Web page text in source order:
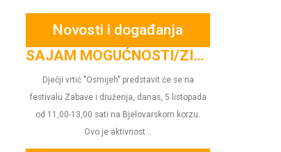
Novosti i događanja
SAJAM MOGUĆNOSTI/ZID FESTIVAL
Dječji vrtić "Osmijeh" predstavit će se na
festivalu Zabave i druženja, danas, 5.listopada
od 11,00-13,00 sati na Bjelovarskom korzu.
Ovo je aktivnost...